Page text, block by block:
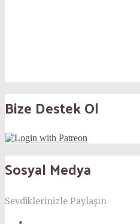
Bize Destek Ol
Sosyal Medya
Sevdiklerinizle Paylaşın